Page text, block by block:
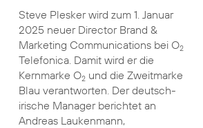
Steve Plesker wird zum 1. Januar
2025 neuer Director Brand &
Marketing Communications bei O2
Telefonica. Damit wird er die
Kernmarke O2und die Zweitmarke
Blau verantworten. Der deutsch-
irische Manager berichtet an
Andreas Laukenmann,